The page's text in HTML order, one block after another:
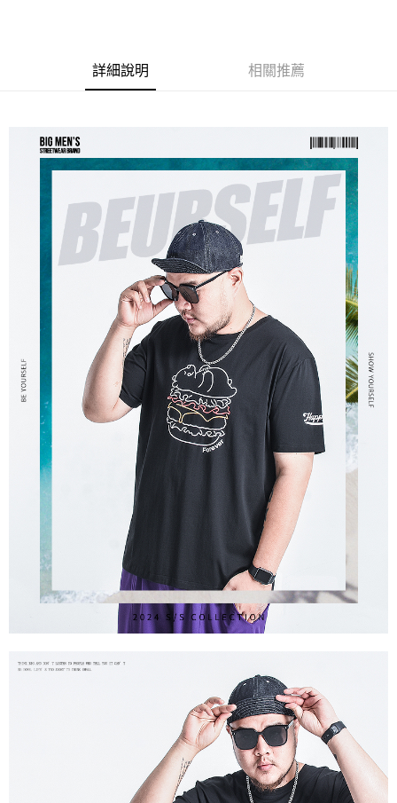
購買商品的店家。未經商家同意取消之訂單仍視為有效，需透過AFTEE先享
後付繳納相關費用。
客戶支援中心」
https://netprotections.freshdesk.com/support/home
１．透過由恩沛科技股份有限公司提供之「AFTEE先享後付」服務完成之交
易，需依本服務之必要範圍內提供個人資料，並將交易相關給付款項請求債
權轉讓予恩沛科技股份有限公司。
２．關於個人資料處理事宜，請瀏覽以下網址：
https://aftee.tw/terms/#terms3
３．未成年的使用者請事先徵得法定代理人或監護人之同意方可使用
「AFTEE先享後付」，若未經同意申辦者引起之損失，本公司不負相關責
任。
４．使用「AFTEE先享後付」時，將依據個別帳號之用戶狀況，依本公司即
時審查核予不同之上限額度；若仍有額度不足之情形，本公司將視審查結果
請求用戶進行身份認證。
５．嚴禁一人註冊多個帳號或使用他人資訊註冊。若發現惡意使用之情形，
恩沛科技股份有限公司將有權停止該用戶之使用額度並採取法律行動。
每筆NT$80，滿NT$1,200(含以上)免運費
詳細說明 相關推薦